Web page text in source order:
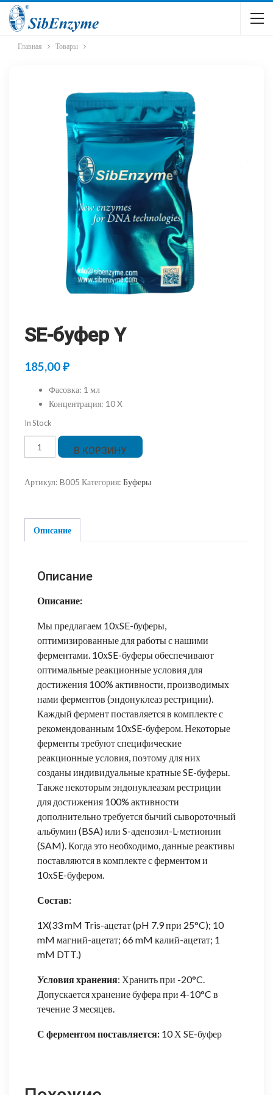
Главная Товары
SE-буфер Y
185,00₽
Фасовка: 1 мл
Концентрация: 10 X
In Stock
Количество
товара
буфер
В КОРЗИНУ
Артикул: B005 Категория: Буферы
Описание
Описание
Описание:
Мы предлагаем 10хSE-буферы,
оптимизированные для работы с нашими
ферментами. 10хSE-буферы обеспечивают
оптимальные реакционные условия для
достижения 100% активности, производимых
нами ферментов (эндонуклеаз рестриции).
Каждый фермент поставляется в комплекте с
рекомендованным 10хSE-буфером. Некоторые
ферменты требуют специфические
реакционные условия, поэтому для них
созданы индивидуальные кратные SE-буферы.
Также некоторым эндонуклеазам рестриции
для достижения 100% активности
дополнительно требуется бычий сывороточный
альбумин (BSA) или S-аденозил-L-метионин
(SAM). Когда это необходимо, данные реактивы
поставляются в комплекте с ферментом и
10хSE-буфером.
Состав:
1X(33 mM Tris-ацетат (pH 7.9 при 25°C); 10
mM магний-ацетат; 66 mM калий-ацетат; 1
mM DTT.)
Условия хранения: Хранить при -20°C.
Допускается хранение буфера при 4-10°C в
течение 3 месяцев.
С ферментом поставляется: 10 Х SE-буфер